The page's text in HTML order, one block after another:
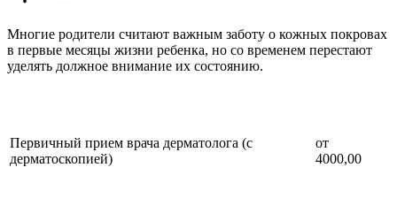
Многие родители считают важным заботу о кожных покровах
в первые месяцы жизни ребенка, но со временем перестают
уделять должное внимание их состоянию.
Первичный прием врача дерматолога (с
дерматоскопией)
от
4000,00